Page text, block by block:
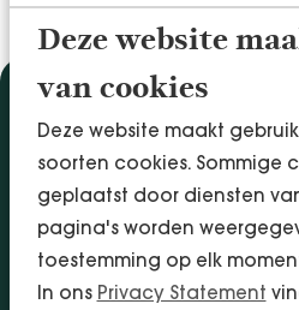
Deze website
van cookies
Deze website maakt
soorten cookies. Sommige
geplaatst door diensten
pagina's worden
toestemming op elk
In ons Privacy Statement
Accountancy &
Audit & Assurance
Arbo & Verzuim
Bedrijfsadvies
Belastingadvies